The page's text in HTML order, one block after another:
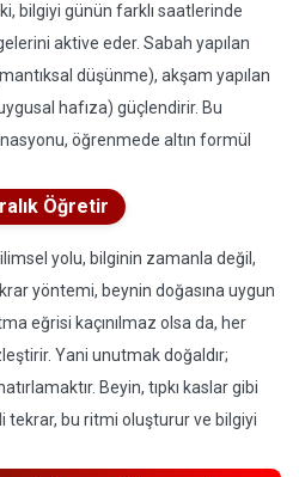
bilgiyi günün farklı saatlerinde
aktive eder. Sabah yapılan
düşünme), akşam yapılan
hafıza) güçlendirir. Bu
öğrenmede altın formül
Öğretir
yolu, bilginin zamanla değil,
yöntemi, beynin doğasına uygun
eğrisi kaçınılmaz olsa da, her
Yani unutmak doğaldır;
Beyin, tıpkı kaslar gibi
tekrar, bu ritmi oluşturur ve bilgiyi